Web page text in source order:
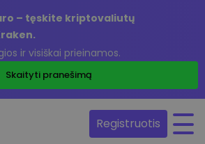
– tęskite kriptovaliutų
ir visiškai prieinamos.
Skaityti pranešimą
Registruotis